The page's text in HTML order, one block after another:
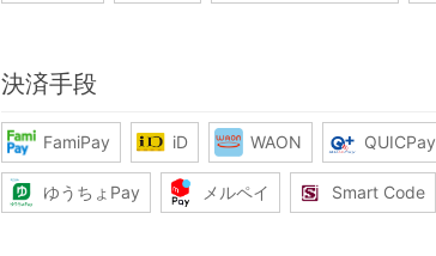
決済手段
FamiPay iD WAON QUICPay
ゆうちょPay メルペイ Smart Code